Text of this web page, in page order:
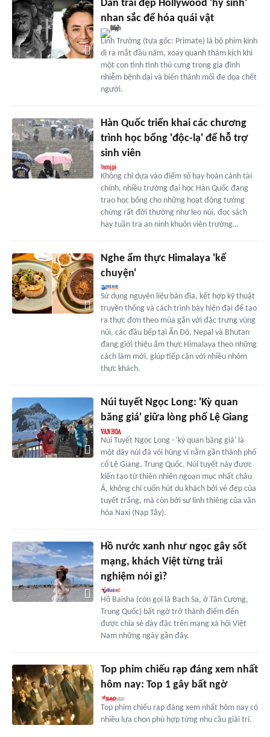
Dàn trai đẹp Hollywood 'hy sinh'
nhan sắc để hóa quái vật
Linh Trưởng (tựa gốc: Primate) là bộ phim kinh
dị ra mắt đầu năm, xoay quanh thảm kịch khi
một con tinh tinh thú cưng trong gia đình
nhiễm bệnh dại và biến thành mối đe dọa chết
người.
Hàn Quốc triển khai các chương
trình học bổng 'độc-lạ' để hỗ trợ
sinh viên
Không chỉ dựa vào điểm số hay hoàn cảnh tài
chính, nhiều trường đại học Hàn Quốc đang
trao học bổng cho những hoạt động tưởng
chừng rất đời thường như leo núi, đọc sách
hay tuần tra an ninh khuôn viên trường…
Nghe ẩm thực Himalaya 'kể
chuyện'
Sử dụng nguyên liệu bản địa, kết hợp kỹ thuật
truyền thống và cách trình bày hiện đại để tạo
ra thực đơn theo mùa gắn với đặc trưng vùng
núi, các đầu bếp tại Ấn Độ, Nepal và Bhutan
đang giới thiệu ẩm thực Himalaya theo những
cách làm mới, giúp tiếp cận với nhiều nhóm
thực khách.
Núi tuyết Ngọc Long: 'Kỳ quan
băng giá' giữa lòng phố Lệ Giang
Núi Tuyết Ngọc Long - 'kỳ quan băng giá' là
một dãy núi đá vôi hùng vĩ nằm gần thành phố
cổ Lệ Giang, Trung Quốc. Núi tuyết này được
kiến tạo từ thiên nhiên ngoạn mục nhất châu
Á, không chỉ cuốn hút du khách bởi vẻ đẹp của
tuyết trắng, mà còn bởi sự linh thiêng của văn
hóa Naxi (Nạp Tây).
Hồ nước xanh như ngọc gây sốt
mạng, khách Việt từng trải
nghiệm nói gì?
Hồ Baisha (còn gọi là Bạch Sa, ở Tân Cương,
Trung Quốc) bất ngờ trở thành điểm đến
được chia sẻ dày đặc trên mạng xã hội Việt
Nam những ngày gần đây.
Top phim chiếu rạp đáng xem nhất
hôm nay: Top 1 gây bất ngờ
Top phim chiếu rạp đáng xem nhất hôm nay có
nhiều lựa chọn phù hợp từng nhu cầu giải trí.